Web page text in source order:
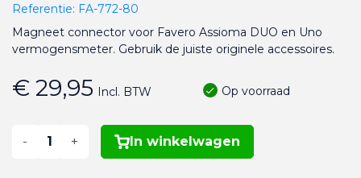
Referentie: FA-772-80
Magneet connector voor Favero Assioma DUO en Uno
vermogensmeter. Gebruik de juiste originele accessoires.
€ 29,95 Incl. BTW Op voorraad
- + In winkelwagen